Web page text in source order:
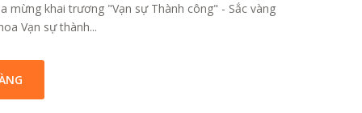
mừng khai trương "Vạn sự Thành công" - Sắc vàng
Vạn sự thành...